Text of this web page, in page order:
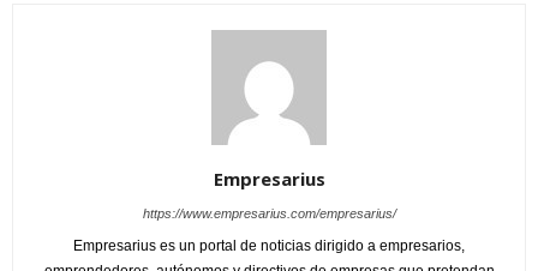
Empresarius
https://www.empresarius.com/empresarius/
Empresarius es un portal de noticias dirigido a empresarios,